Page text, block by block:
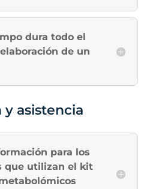
dura todo el
de un
y asistencia
para los
que utilizan el kit